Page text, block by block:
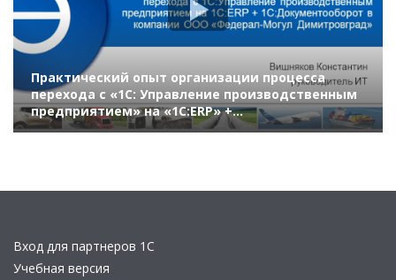
Практический опыт организации процесса
перехода с «1С: Управление производственным
предприятием» на «1С:ERP» +
«1С:Документооборот» в компании «Федерал-
Вход для партнеров 1С
Учебная версия